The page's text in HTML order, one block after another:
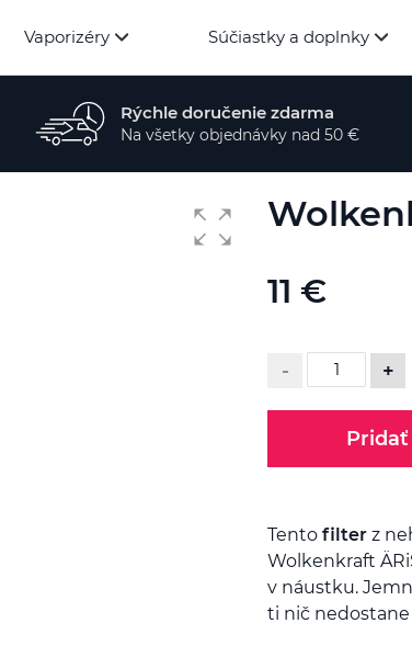
Vaporizéry Súčiastky a doplnky
Rýchle doručenie zdarma
Na všetky objednávky nad 50 €
11 €
- +
Tento filter z
Wolkenkraft
v náustku.
ti nič nedostane